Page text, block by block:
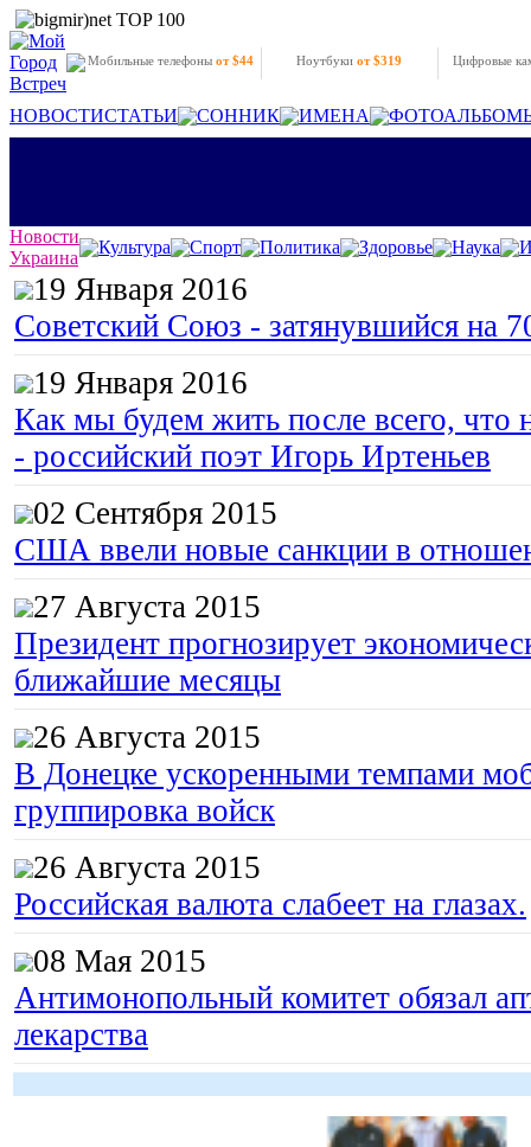
Мобильные телефоны от $44 Ноутбукиот $319 Цифровые
НОВОСТИСТАТЬИ СОННИК ИМЕНА
Новости
Украина
Культура Спорт Политика Здоровье Наука
19 Января 2016
Советский Союз - затянувшийся на
19 Января 2016
Как мы будем жить после всего, что
- российский поэт Игорь Иртеньев
02 Сентября 2015
США ввели новые санкции в
27 Августа 2015
Президент прогнозирует
ближайшие месяцы
26 Августа 2015
В Донецке ускоренными темпами
группировка войск
26 Августа 2015
Российская валюта слабеет на глазах.
08 Мая 2015
Антимонопольный комитет обязал
лекарства